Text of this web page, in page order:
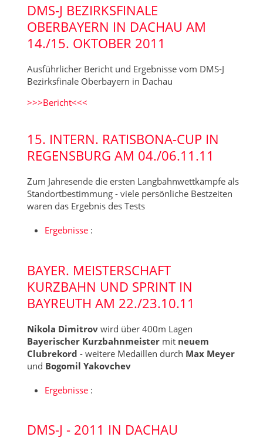
DMS-J BEZIRKSFINALE
OBERBAYERN IN DACHAU AM
14./15. OKTOBER 2011
Ausführlicher Bericht und Ergebnisse vom DMS-J
Bezirksfinale Oberbayern in Dachau
>>>Bericht<<<
15. INTERN. RATISBONA-CUP IN
REGENSBURG AM 04./06.11.11
Zum Jahresende die ersten Langbahnwettkämpfe als
Standortbestimmung - viele persönliche Bestzeiten
waren das Ergebnis des Tests
Ergebnisse:
BAYER. MEISTERSCHAFT
KURZBAHN UND SPRINT IN
BAYREUTH AM 22./23.10.11
Nikola Dimitrovwird über 400m Lagen
Bayerischer Kurzbahnmeistermit neuem
Clubrekord - weitere Medaillen durch Max Meyer
und Bogomil Yakovchev
Ergebnisse:
DMS-J - 2011 IN DACHAU